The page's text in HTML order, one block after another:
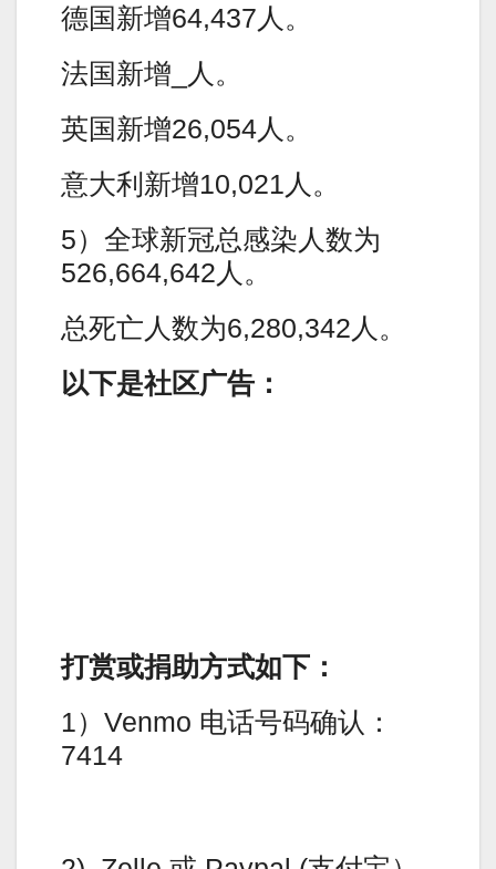
德国新增64,437人。
法国新增_人。
英国新增26,054人。
意大利新增10,021人。
5）全球新冠总感染人数为
526,664,642人。
总死亡人数为6,280,342人。
以下是社区广告：
打赏或捐助方式如下：
1）Venmo 电话号码确认：
7414